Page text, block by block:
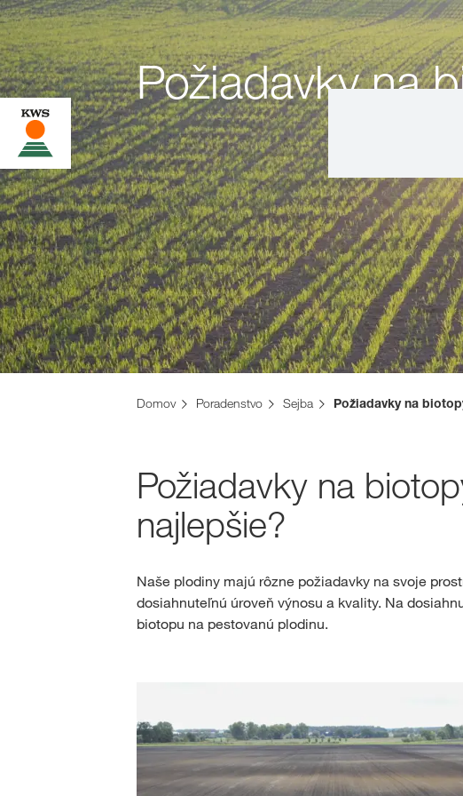
Domov Poradenstvo Sejba Požiadavky na
Požiadavky na
Požiadavky na
najlepšie?
Naše plodiny majú rôzne požiadavky na svoje
dosiahnuteľnú úroveň výnosu a kvality. Na
biotopu na pestovanú plodinu.